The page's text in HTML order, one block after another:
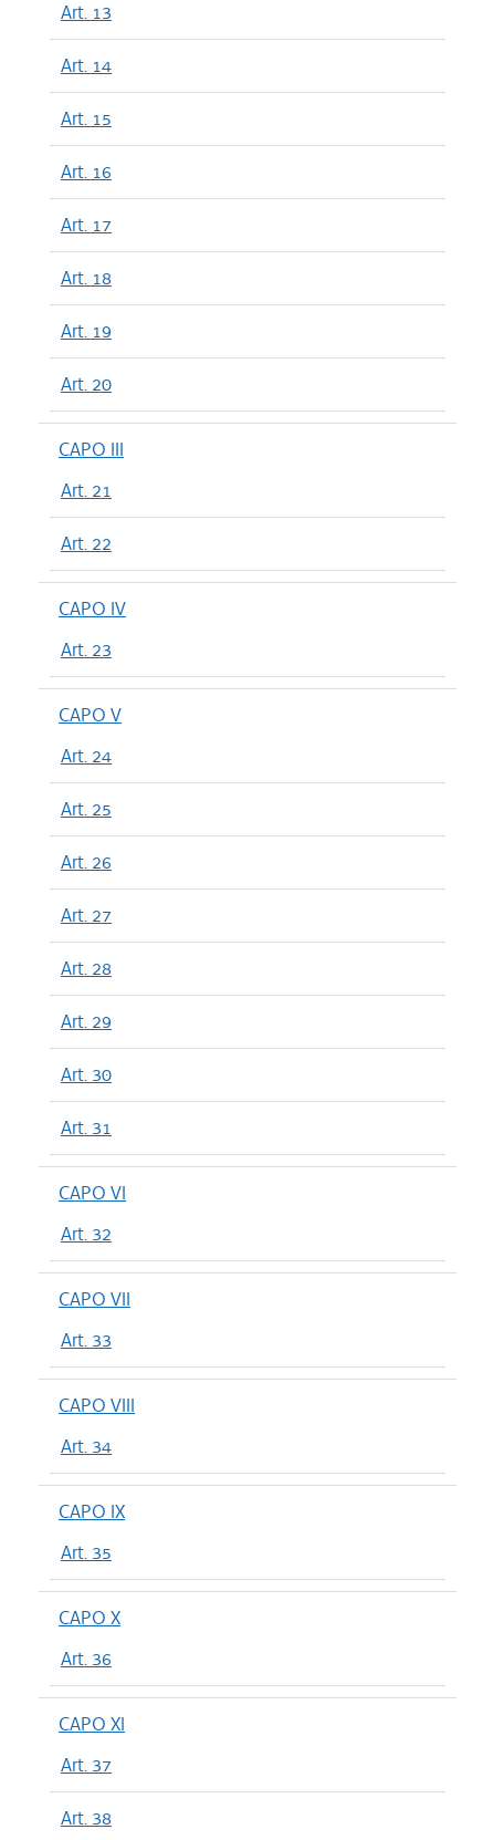
Art. 13
Art. 14
Art. 15
Art. 16
Art. 17
Art. 18
Art. 19
Art. 20
CAPO III
Art. 21
Art. 22
CAPO IV
Art. 23
CAPO V
Art. 24
Art. 25
Art. 26
Art. 27
Art. 28
Art. 29
Art. 30
Art. 31
CAPO VI
Art. 32
CAPO VII
Art. 33
CAPO VIII
Art. 34
CAPO IX
Art. 35
CAPO X
Art. 36
CAPO XI
Art. 37
Art. 38